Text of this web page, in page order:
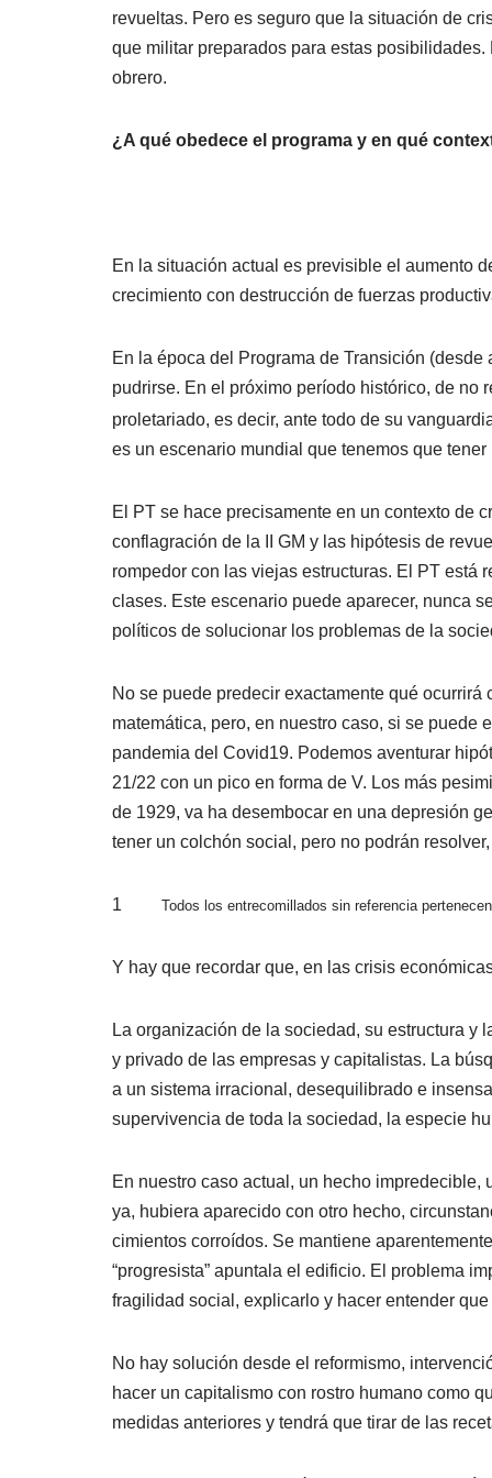
revueltas. Pero es seguro que la situación de
que militar preparados para estas
obrero.
¿A qué obedece el programa y en qué
En la situación actual es previsible el aumento
crecimiento con destrucción de fuerzas
En la época del Programa de Transición
pudrirse. En el próximo período histórico, de no
proletariado, es decir, ante todo de su
es un escenario mundial que tenemos que
El PT se hace precisamente en un contexto de
conflagración de la II GM y las hipótesis de
rompedor con las viejas estructuras. El PT está
clases. Este escenario puede aparecer, nunca
políticos de solucionar los problemas de la
No se puede predecir exactamente qué
matemática, pero, en nuestro caso, si se puede
pandemia del Covid19. Podemos aventurar
21/22 con un pico en forma de V. Los más
de 1929, va ha desembocar en una depresión
tener un colchón social, pero no podrán
1 Todos los entrecomillados sin referencia pertenecen
Y hay que recordar que, en las crisis
La organización de la sociedad, su estructura
y privado de las empresas y capitalistas. La
a un sistema irracional, desequilibrado e
supervivencia de toda la sociedad, la especie
En nuestro caso actual, un hecho
ya, hubiera aparecido con otro hecho,
cimientos corroídos. Se mantiene
“progresista” apuntala el edificio. El problema
fragilidad social, explicarlo y hacer entender
No hay solución desde el reformismo,
hacer un capitalismo con rostro humano como
medidas anteriores y tendrá que tirar de las